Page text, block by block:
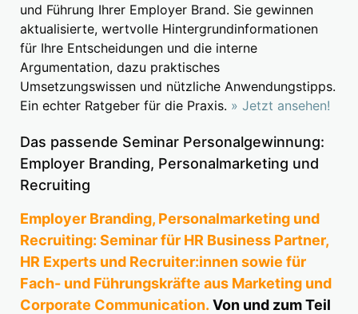
und Führung Ihrer Employer Brand. Sie gewinnen
aktualisierte, wertvolle Hintergrundinformationen
für Ihre Entscheidungen und die interne
Argumentation, dazu praktisches
Umsetzungswissen und nützliche Anwendungstipps.
Ein echter Ratgeber für die Praxis. » Jetzt ansehen!
Das passende Seminar Personalgewinnung:
Employer Branding, Personalmarketing und
Recruiting
Employer Branding, Personalmarketing und
Recruiting: Seminar für HR Business Partner,
HR Experts und Recruiter:innen sowie für
Fach- und Führungskräfte aus Marketing und
Corporate Communication. Von und zum Teil